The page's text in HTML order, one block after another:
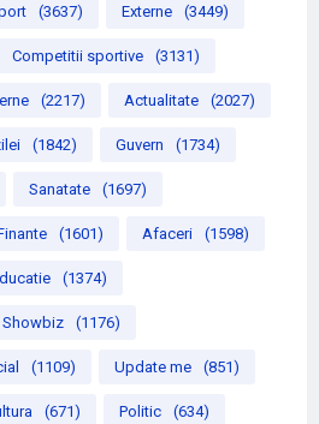
(3637) Externe (3449)
Competitii sportive (3131)
(2217) Actualitate (2027)
(1842) Guvern (1734)
Sanatate (1697)
(1601) Afaceri (1598)
(1374)
Showbiz (1176)
(1109) Update me (851)
(671) Politic (634)